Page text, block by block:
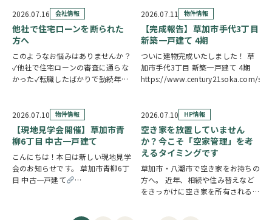
叶う新築一戸建てです。カウンター
キッ…
の広々LDKは水廻り集中設計につ
き、毎日の家事を効率的にこなせま
す。7.5…
2026.07.16 会社情報
他社で住宅ローンを断られた
方へ
このようなお悩みはありませんか？
✓他社で住宅ローンの審査に通らな
かった✓転職したばかりで勤続年数
ーンなど借入がある✓過去に返済の
遅れがあり心配している ひとつで
も当てはまる方…
2026.07.11 物件情報
【完成報告】草加市手代3丁目
新築一戸建て 4期
ついに建物完成いたしました！ 草
加市手代3丁目 新築一戸建て 4期
https://www.century21soka.com/st/
2026.07.10 物件情報
【現地見学会開催】草加市青
柳6丁目 中古一戸建て
こんにちは！本日は新しい現地見学
会のお知らせです。 草加市青柳6丁
目 中古一戸建て
https://www.century21soka.com/st/
2026.07.10 HP情報
空き家を放置していません
か？今こそ「空家管理」を考
えるタイミングです
草加市・八潮市で空き家をお持ちの
方へ。 近年、相続や住み替えなど
をきっかけに空き家を所有される方
を管理できていない」 「遠方に住